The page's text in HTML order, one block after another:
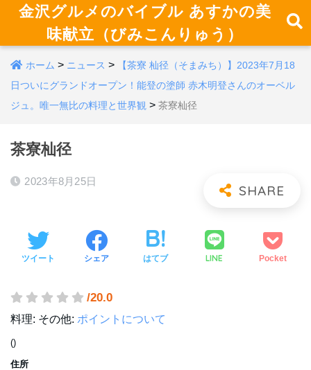
金沢グルメのバイブル あすかの美
味献立（びみこんりゅう）
ホーム > ニュース >
【茶寮 杣径（そまみち）】2023年7月18
日ついにグランドオープン！能登の塗師 赤木明登さんのオーベル
ジュ。唯一無比の料理と世界観 > 茶寮杣径
茶寮杣径
2023年8月25日
ツイート シェア はてブ LINE Pocket
/20.0
料理: その他: ポイントについて
()
住所